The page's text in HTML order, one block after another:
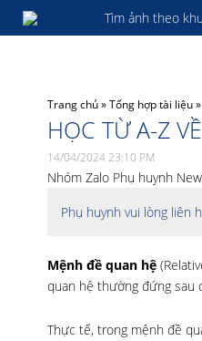
Tìm ảnh theo
Trang chủ»Tổng hợp tài liệu»
HỌC TỪ A-Z
14/04/2024 23:10 PM
Nhóm Zalo Phụ huynh
Phụ huynh vui lòng liên
Mệnh đề quan hệ
quan hệ thường đứng sau
Thực tế, trong mệnh đề